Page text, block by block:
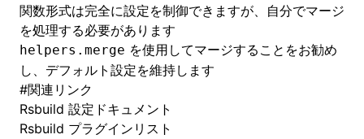
関数形式は完全に設定を制御できますが、自分でマージ
を処理する必要があります
helpers.merge を使用してマージすることをお勧め
し、デフォルト設定を維持します
#関連リンク
Rsbuild 設定ドキュメント
Rsbuild プラグインリスト